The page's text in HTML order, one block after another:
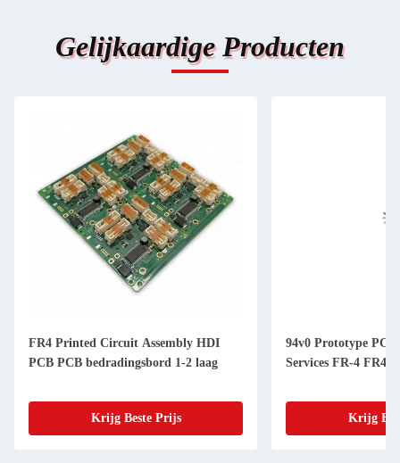
Gelijkaardige Producten
FR4 Printed Circuit Assembly HDI
PCB PCB bedradingsbord 1-2 laag
Krijg Beste Prijs
94v0 Prototype
Services FR-4 FR4
Krijg